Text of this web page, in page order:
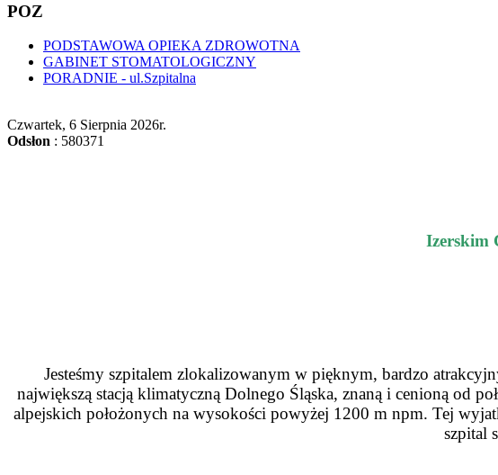
POZ
PODSTAWOWA OPIEKA ZDROWOTNA
GABINET STOMATOLOGICZNY
PORADNIE - ul.Szpitalna
Czwartek, 6 Sierpnia 2026r.
Odsłon : 580371
Izerskim
Jesteśmy szpitalem zlokalizowanym w pięknym, bardzo
największą stacją klimatyczną Dolnego Śląska, znaną i cenioną od
alpejskich położonych na wysokości powyżej 1200 m npm. Tej
szpital